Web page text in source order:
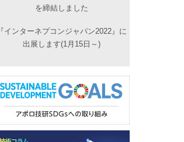
を締結しました
『インターネプコンジャパン2022』に
出展します(1月15日～)